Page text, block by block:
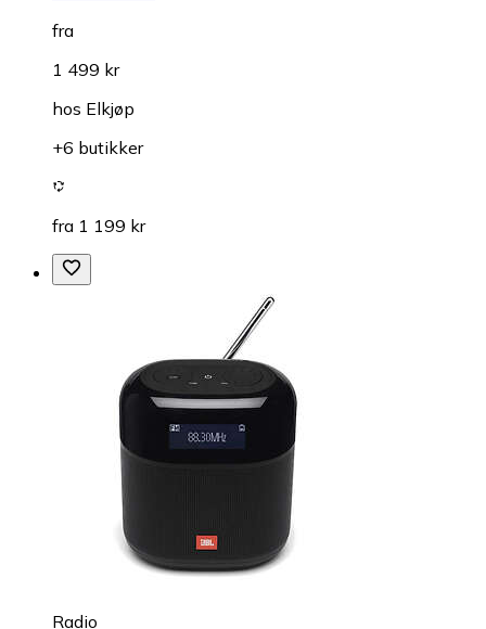
fra
1 499 kr
hos Elkjøp
+6 butikker
fra 1 199 kr
Radio